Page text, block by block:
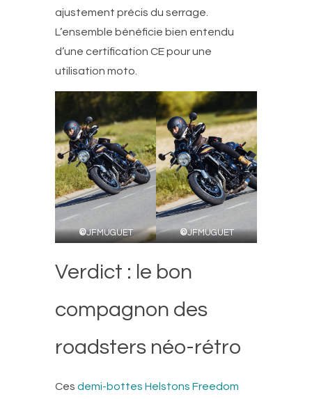
ajustement précis du serrage.
L’ensemble bénéficie bien entendu
d’une certification CE pour une
utilisation moto.
©JFMUGUET ©JFMUGUET
Verdict : le bon
compagnon des
roadsters néo-rétro
Ces demi-bottes Helstons Freedom